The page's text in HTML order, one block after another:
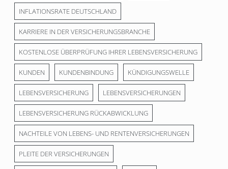
INFLATIONSRATE DEUTSCHLAND
KARRIERE IN DER VERSICHERUNGSBRANCHE
KOSTENLOSE ÜBERPRÜFUNG IHRER LEBENSVERSICHERUNG
KUNDEN KUNDENBINDUNG KÜNDIGUNGSWELLE
LEBENSVERSICHERUNG LEBENSVERSICHERUNGEN
LEBENSVERSICHERUNG RÜCKABWICKLUNG
NACHTEILE VON LEBENS- UND RENTENVERSICHERUNGEN
PLEITE DER VERSICHERUNGEN